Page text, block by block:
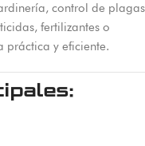
control de plagas
fertilizantes o
práctica y eficiente.